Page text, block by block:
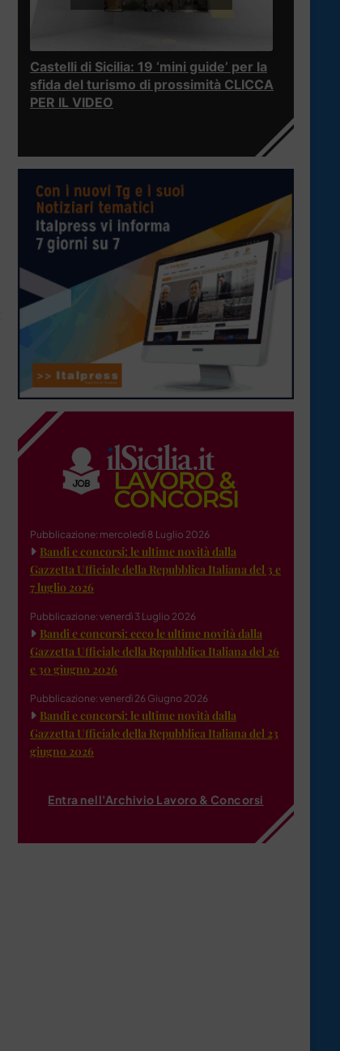
Castelli di Sicilia: 19 ‘mini guide’ per la
sfida del turismo di prossimità CLICCA
PER IL VIDEO
Pubblicazione: mercoledì 8 Luglio 2026
Bandi e concorsi: le ultime novità dalla
Gazzetta Ufficiale della Repubblica Italiana del 3 e
7 luglio 2026
Pubblicazione: venerdì 3 Luglio 2026
Bandi e concorsi: ecco le ultime novità dalla
Gazzetta Ufficiale della Repubblica Italiana del 26
e 30 giugno 2026
Pubblicazione: venerdì 26 Giugno 2026
Bandi e concorsi: le ultime novità dalla
Gazzetta Ufficiale della Repubblica Italiana del 23
giugno 2026
Entra nell'Archivio Lavoro & Concorsi